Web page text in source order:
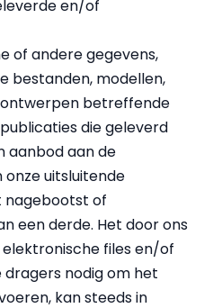
en/of
of andere gegevens,
bestanden, modellen,
betreffende
die geleverd
aanbod aan de
uitsluitende
nagebootst of
een derde. Het door ons
files en/of
nodig om het
kan steeds in